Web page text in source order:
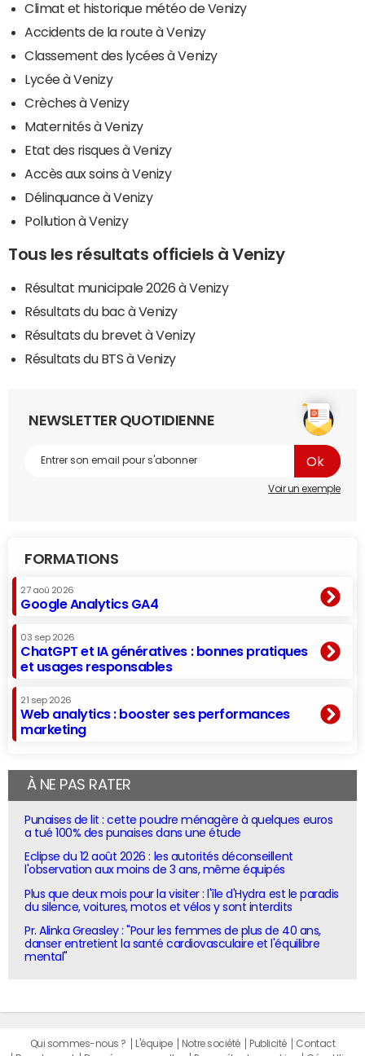
Climat et historique météo de Venizy
Accidents de la route à Venizy
Classement des lycées à Venizy
Lycée à Venizy
Crèches à Venizy
Maternités à Venizy
Etat des risques à Venizy
Accès aux soins à Venizy
Délinquance à Venizy
Pollution à Venizy
Tous les résultats officiels à Venizy
Résultat municipale 2026 à Venizy
Résultats du bac à Venizy
Résultats du brevet à Venizy
Résultats du BTS à Venizy
NEWSLETTER QUOTIDIENNE
Voir un exemple
FORMATIONS
27 aoû 2026
Google Analytics GA4
03 sep 2026
ChatGPT et IA génératives : bonnes pratiques
et usages responsables
21 sep 2026
Web analytics : booster ses performances
marketing
À NE PAS RATER
Punaises de lit : cette poudre ménagère à quelques euros
a tué 100% des punaises dans une étude
Eclipse du 12 août 2026 : les autorités déconseillent
l'observation aux moins de 3 ans, même équipés
Plus que deux mois pour la visiter : l'île d'Hydra est le paradis
du silence, voitures, motos et vélos y sont interdits
Pr. Alinka Greasley : "Pour les femmes de plus de 40 ans,
danser entretient la santé cardiovasculaire et l'équilibre
mental"
Qui sommes-nous ? L'équipe Notre société Publicité
Contact